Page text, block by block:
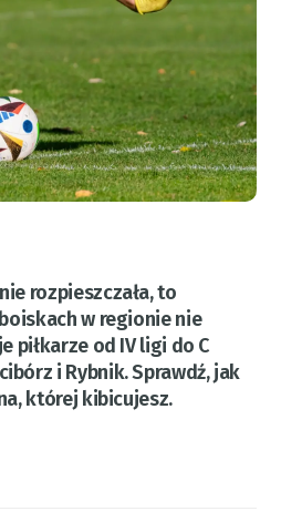
rozpieszczała, to
w regionie nie
piłkarze od IV ligi do C
i Rybnik. Sprawdź, jak
której kibicujesz.